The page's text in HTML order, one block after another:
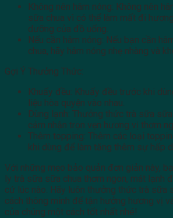
Không nên hâm nóng: Không nên
sữa chua vì có thể làm mất đi
dưỡng của đồ uống.
Nếu cần hâm nóng: Nếu bạn cần
chua, hãy hâm nóng nhẹ nhàng và
Gợi Ý Thưởng Thức:
Khuấy đều: Khuấy đều trước khi
liệu hòa quyện vào nhau.
Dùng lạnh: Thưởng thức trà sữa
cảm nhận trọn vẹn hương vị thơm
Thêm topping: Thêm các loại
khi dùng để làm tăng thêm sự hấp
Với những mẹo bảo quản đơn giản này,
ly trà sữa sữa chua thơm ngon, mát lạnh
cứ lúc nào. Hãy luôn thưởng thức trà sữa
cách thông minh để tận hưởng hương vị
của chúng một cách tốt nhất nhé!